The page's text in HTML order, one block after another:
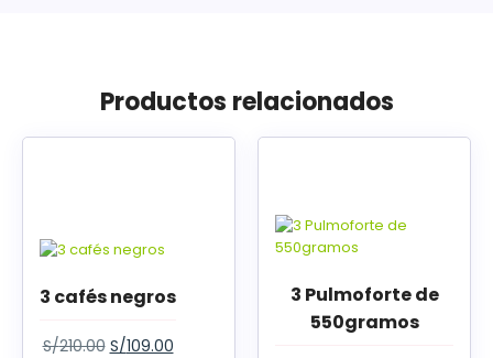
Productos relacionados
3 cafés negros
S/210.00 S/109.00
3 Pulmoforte de
550gramos